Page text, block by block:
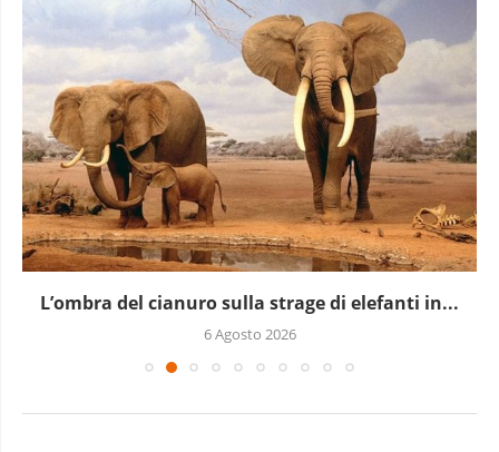
L’ombra del cianuro sulla strage di elefanti in...
6 Agosto 2026